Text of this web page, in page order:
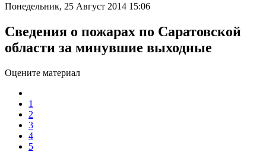
Понедельник, 25 Август 2014 15:06
Сведения о пожарах по Саратовской
области за минувшие выходные
Оцените материал
1
2
3
4
5